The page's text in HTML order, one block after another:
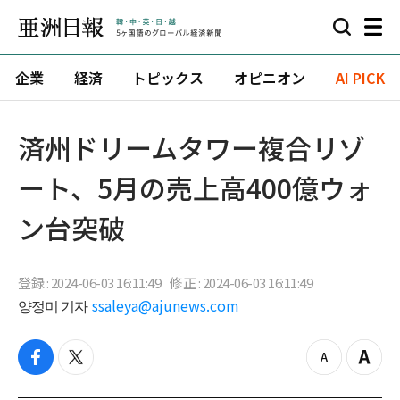
企業 経済 トピックス オピニオン AI PICK
済州ドリームタワー複合リゾ
ート、5月の売上高400億ウォ
ン台突破
登録 : 2024-06-03 16:11:49 修正 : 2024-06-03 16:11:49
양정미 기자 ssaleya@ajunews.com
f
t
z
Z